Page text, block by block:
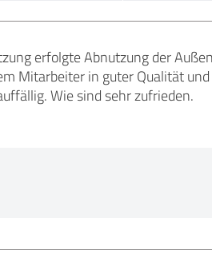
erfolgte Abnutzung der
Mitarbeiter in guter Qualität und
Wie sind sehr zufrieden.